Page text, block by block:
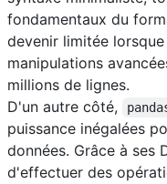
fondamentaux du
devenir limitée
manipulations
millions de lignes.
D'un autre côté,
puissance inégalées
données. Grâce à ses
d'effectuer des